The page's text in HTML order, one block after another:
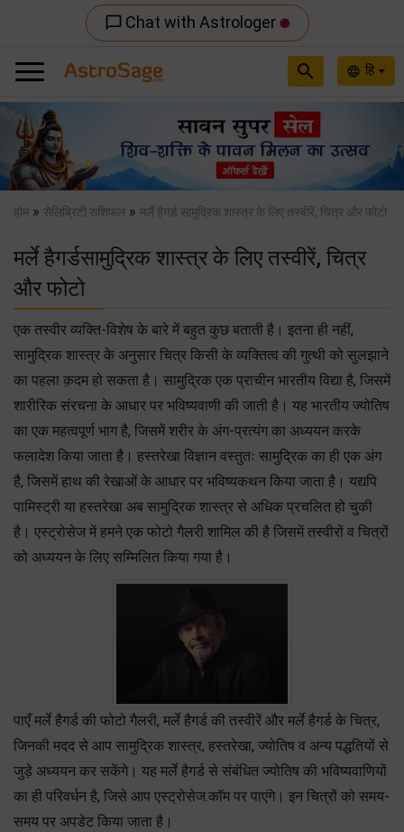
chat_bubble_outline Chat with Astrologer
language हि
search
Previous
होम » सेलिब्रिटी राशिफल » मर्ले हैगर्ड सामुद्रिक शास्त्र के लिए तस्वीरें, चित्र और फोटो
मर्ले हैगर्डसामुद्रिक शास्त्र के लिए तस्वीरें, चित्र
और फोटो
एक तस्वीर व्यक्ति-विशेष के बारे में बहुत कुछ बताती है। इतना ही नहीं,
सामुद्रिक शास्त्र के अनुसार चित्र किसी के व्यक्तित्व की गुत्थी को सुलझाने
का पहला क़दम हो सकता है। सामुद्रिक एक प्राचीन भारतीय विद्या है, जिसमें
शारीरिक संरचना के आधार पर भविष्यवाणी की जाती है। यह भारतीय ज्योतिष
का एक महत्वपूर्ण भाग है, जिसमें शरीर के अंग-प्रत्यंग का अध्ययन करके
फलादेश किया जाता है। हस्तरेखा विज्ञान वस्तुतः सामुद्रिक का ही एक अंग
है, जिसमें हाथ की रेखाओं के आधार पर भविष्यकथन किया जाता है। यद्यपि
पामिस्ट्री या हस्तरेखा अब सामुद्रिक शास्त्र से अधिक प्रचलित हो चुकी
है। एस्ट्रोसेज में हमने एक फोटो गैलरी शामिल की है जिसमें तस्वीरों व चित्रों
को अध्ययन के लिए सम्मिलित किया गया है।
पाएँ मर्ले हैगर्ड की फोटो गैलरी, मर्ले हैगर्ड की तस्वीरें और मर्ले हैगर्ड के चित्र,
जिनकी मदद से आप सामुद्रिक शास्त्र, हस्तरेखा, ज्योतिष व अन्य पद्धतियों से
जुड़े अध्ययन कर सकेंगे। यह मर्ले हैगर्ड से संबंधित ज्योतिष की भविष्यवाणियों
का ही परिवर्धन है, जिसे आप एस्ट्रोसेज.कॉम पर पाएंगे। इन चित्रों को समय-
समय पर अपडेट किया जाता है।